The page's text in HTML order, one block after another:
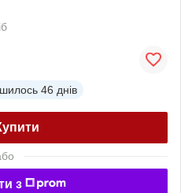
46 днів
з